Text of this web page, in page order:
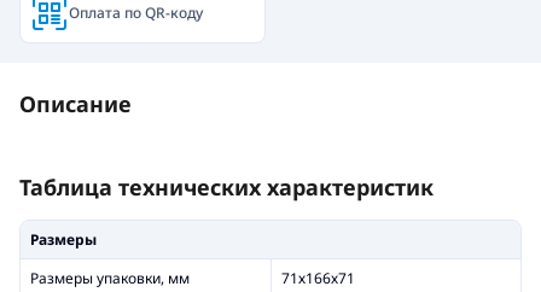
Оплата по QR-коду
Описание
Таблица технических характеристик
Размеры
Размеры упаковки, мм
71х166х71